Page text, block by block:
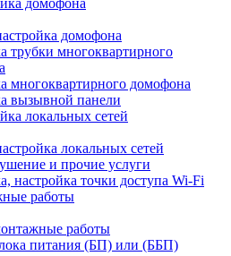
домофона
трубки многоквартирного
многоквартирного домофона
вызывной панели
локальных сетей
локальных сетей
и прочие услуги
настройка точки доступа Wi-Fi
работы
работы
питания (БП) или (ББП)